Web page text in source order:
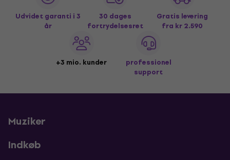
Udvidet garanti i 3
år
30 dages
fortrydelsesret
Gratis levering
fra kr 2.590
+3 mio. kunder
professionel
support
Muziker
Indkøb